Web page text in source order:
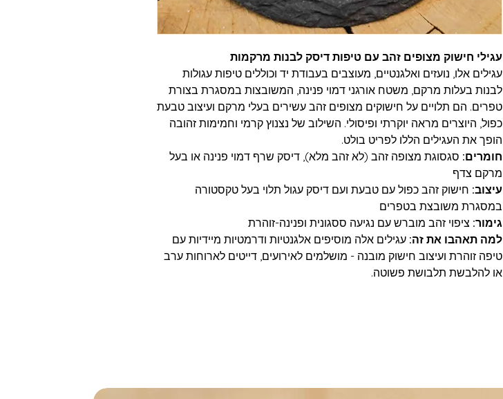
עגילי חישוק מצופים זהב עם טיפות דיסק לבנות מרקמות
עגילים אלו, נועזים ואלגנטיים, מעוצבים בעבודת יד וכוללים טיפות עגולות
לבנות בעלות מרקם, משטח אורגני דמוי פנינה, המשובצות במסגרת בצורת
טפרים. הם תלויים על חישוקים מצופים זהב עשירים בעלי מרקם ועיצוב טבעת
כפול, היוצרים מראה יוקרתי ופיסולי. השילוב של נצנוץ קרמי וחמימות זהובה
הופך את העגילים הללו לפריט בולט.
חומרים: סגסוגת מצופה זהב (לא זהב מלא), דיסק שרף דמוי פנינה או בעל
מרקם צדף
עיצוב: חישוק זהב כפול עם טבעת ועם דיסק עגול תלוי בעל טקסטורה
במסגרת משובצת בטפרים
גימור: ציפוי זהב מוברש עם נגיעה ססגונית ופנינה-זוהרת
למה תאהבו את זה: עגילים אלה מוסיפים אלגנטיות ודרמטיות מיידיות עם
טיפה זוהרת ועיצוב חישוק מובנה - מושלמים לאירועים, דייטים לארוחות ערב
או להלבשת תלבושת פשוטה.